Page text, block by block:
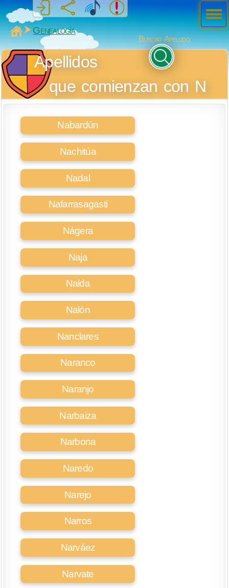
MiSabueso
Genealogía
Buscar Apellido
Apellidos
que comienzan con N
Nabardún
Nachitúa
Nadal
Nafarrasagasti
Nágera
Naja
Nalda
Nalón
Nanclares
Naranco
Naranjo
Narbaiza
Narbona
Naredo
Narejo
Narros
Narváez
Narvate
Men
ú